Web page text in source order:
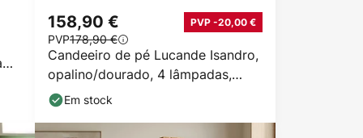
Candeeiro de pé Lucande Isandro,
opalino/dourado, 4 lâmpadas,
vidro/metal
158,90 € PVP -20,00 €
PVP178,90 €
Em stock